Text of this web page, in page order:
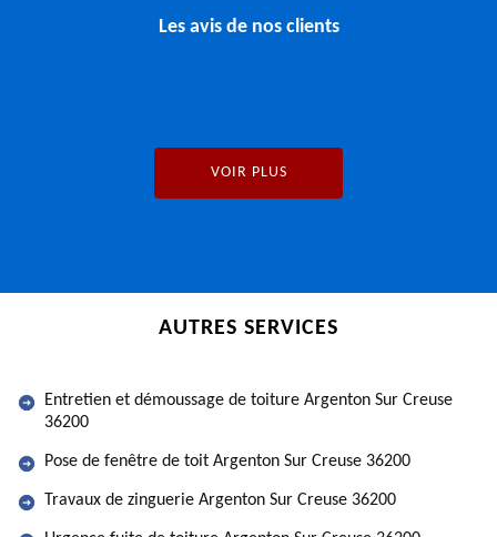
Les avis de nos clients
VOIR PLUS
AUTRES SERVICES
Entretien et démoussage de toiture Argenton Sur Creuse
36200
Pose de fenêtre de toit Argenton Sur Creuse 36200
Travaux de zinguerie Argenton Sur Creuse 36200